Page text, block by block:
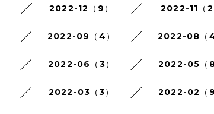
2022-12（9） 2022-11（2
2022-09（4） 2022-08（4
2022-06（3） 2022-05（8
2022-03（3） 2022-02（9